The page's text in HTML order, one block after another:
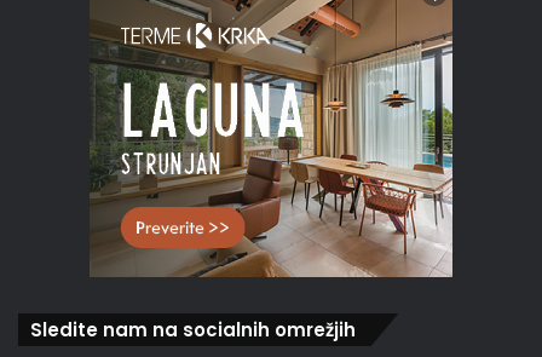
Sledite nam na socialnih omrežjih